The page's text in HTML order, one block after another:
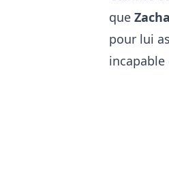
que
pour lui
incapable